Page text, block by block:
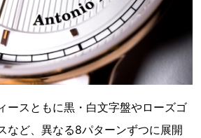
ースともに黒・白文字盤やローズゴ
など、異なる8パターンずつに展開